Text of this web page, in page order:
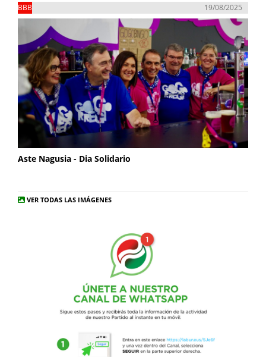
BBB 19/08/2025
Aste Nagusia - Dia Solidario
VER TODAS LAS IMÁGENES